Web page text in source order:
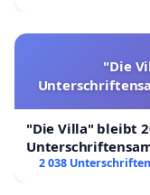
"Die
"Die Villa" bleibt
2 038 Unterschriften